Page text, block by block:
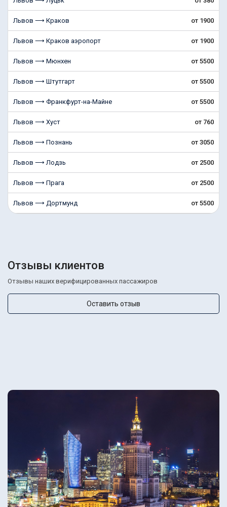
Львов ⟶ Краков от 1900
Львов ⟶ Краков аэропорт от 1900
Львов ⟶ Мюнхен от 5500
Львов ⟶ Штутгарт от 5500
Львов ⟶ Франкфурт-на-Майне от 5500
Львов ⟶ Хуст от 760
Львов ⟶ Познань от 3050
Львов ⟶ Лодзь от 2500
Львов ⟶ Прага от 2500
Львов ⟶ Дортмунд от 5500
Отзывы клиентов
Отзывы наших верифицированных пассажиров
Оставить отзыв